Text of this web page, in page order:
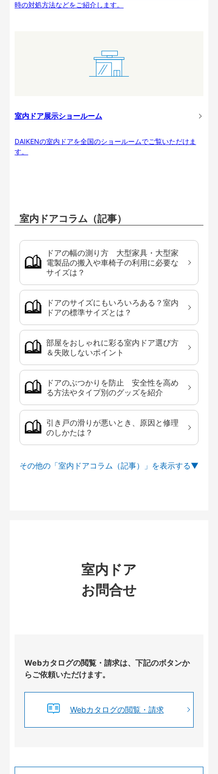
時の対処方法などをご紹介します。
室内ドア展示ショールーム
DAIKENの室内ドアを全国のショールームでご覧いただけま
す。
室内ドアコラム（記事）
ドアの幅の測り方 大型家具・大型家
電製品の搬入や車椅子の利用に必要な
サイズは？
ドアのサイズにもいろいろある？室内
ドアの標準サイズとは？
部屋をおしゃれに彩る室内ドア選び方
＆失敗しないポイント
ドアのぶつかりを防止 安全性を高め
る方法やタイプ別のグッズを紹介
引き戸の滑りが悪いとき、原因と修理
のしかたは？
その他の「室内ドアコラム（記事）」を
室内ドア
お問合せ
Webカタログの閲覧・請求は、下記のボタンか
らご依頼いただけます。
Webカタログの閲覧・請求